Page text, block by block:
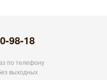
98-18
по телефону
выходных